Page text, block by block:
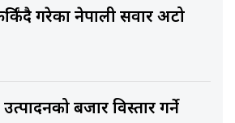
गरेका नेपाली सवार अटो
बजार विस्तार गर्ने